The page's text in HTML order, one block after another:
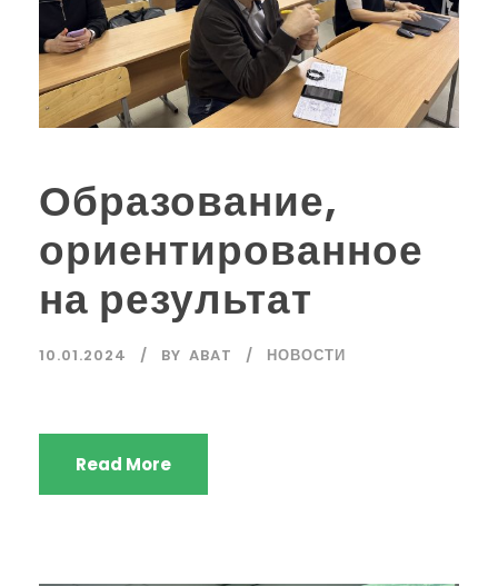
Образование,
ориентированное
на результат
10.01.2024 BY ABAT НОВОСТИ
Read More